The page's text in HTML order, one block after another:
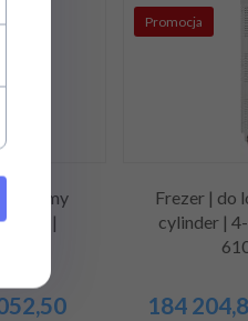
kW |
Promocja
Frezer | do
cylinder |
184 204,